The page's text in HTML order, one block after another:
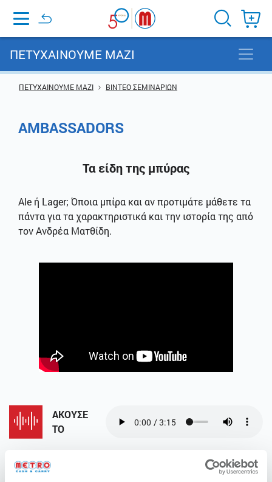
Home
ΠΕΤΥΧΑΙΝΟΥΜΕ ΜΑΖΙ
ΠΕΤΥΧΑΙΝΟΥΜΕ ΜΑΖΙ ΒΙΝΤΕΟ ΣΕΜΙΝΑΡΙΩΝ
AMBASSADORS
Τα είδη της μπύρας
Ale ή Lager; Όποια μπίρα και αν προτιμάτε μάθετε τα
πάντα για τα χαρακτηριστικά και την ιστορία της από
τον Ανδρέα Ματθίδη.
ΑΚΟΥΣΕ
ΤΟ